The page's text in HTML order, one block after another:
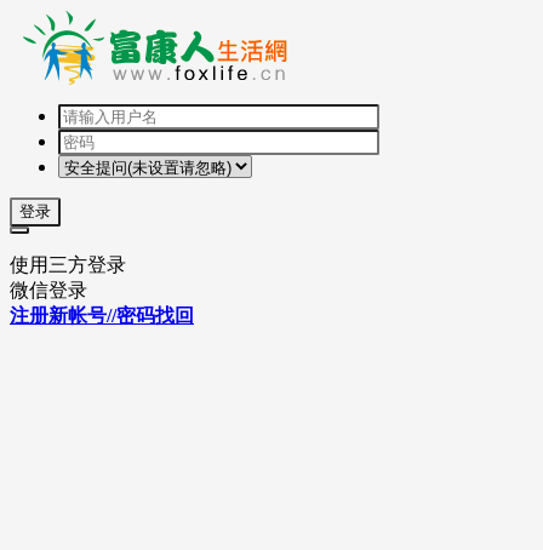
登录
使用三方登录
微信登录
注册新帐号//密码找回